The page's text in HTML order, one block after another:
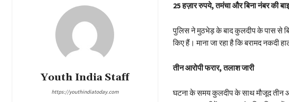
Youth India Staff
https://youthindiatoday.com
25 हज़ार रुपये, तमंचा और बिना नंबर की
पुलिस ने मुठभेड़ के बाद कुलदीप के पास से
किए हैं। माना जा रहा है कि बरामद नकदी
तीन आरोपी फरार, तलाश जारी
घटना के समय कुलदीप के साथ मौजूद तीन